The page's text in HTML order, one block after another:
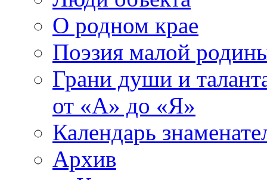
О родном крае
Поэзия малой
Грани души и
от «А» до «Я»
Календарь
Архив